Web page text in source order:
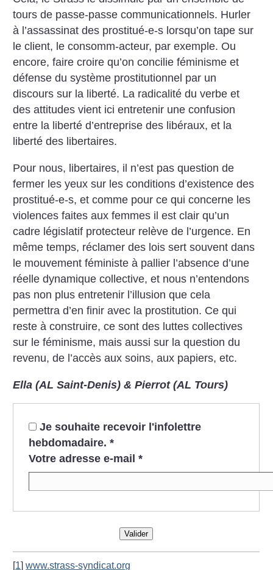
tours de passe-passe communicationnels. Hurler
à l’assassinat des prostitué-e-s lorsqu’on tape sur
le client, le consomm-acteur, par exemple. Ou
encore, faire croire qu’on concilie féminisme et
défense du système prostitutionnel par un
discours sur la liberté. La radicalité du verbe et
des attitudes vient ici entretenir une confusion
entre la liberté d’entreprise des libéraux, et la
liberté des libertaires.
Pour nous, libertaires, il n’est pas question de
fermer les yeux sur les conditions d’existence des
prostitué-e-s, et comme pour ce qui concerne les
violences faites aux femmes il est clair qu’un
cadre législatif protecteur relève de l’urgence. En
même temps, réclamer des lois sert souvent dans
le mouvement féministe à pallier l’absence d’une
réelle dynamique collective, et nous n’entendons
pas non plus entretenir l’illusion que cela
permettra d’en finir avec la prostitution. Ce qui
reste à construire, ce sont des luttes collectives
sur le féminisme, mais aussi sur la question du
revenu, de l’accès aux soins, aux papiers, etc.
Ella (AL Saint-Denis) & Pierrot (AL Tours)
Je souhaite recevoir l'infolettre
hebdomadaire. *
Votre adresse e-mail *
Valider
[1]www.strass-syndicat.org